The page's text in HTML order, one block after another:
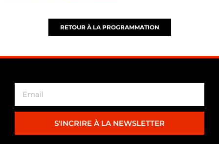
RETOUR À LA PROGRAMMATION
S'INCRIRE À LA NEWSLETTER